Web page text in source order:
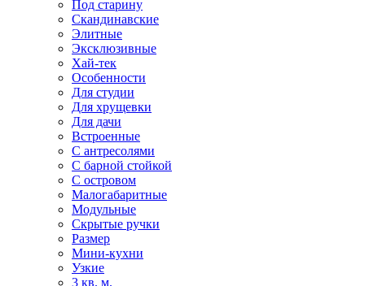
Под старину
Скандинавские
Элитные
Эксклюзивные
Хай-тек
Особенности
Для студии
Для хрущевки
Для дачи
Встроенные
С антресолями
С барной стойкой
С островом
Малогабаритные
Модульные
Скрытые ручки
Размер
Мини-кухни
Узкие
3 кв. м.